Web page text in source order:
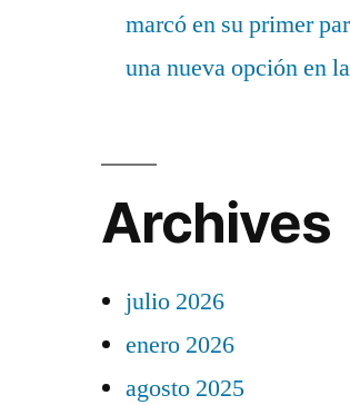
marcó en su primer
una nueva opción en
Archives
julio 2026
enero 2026
agosto 2025